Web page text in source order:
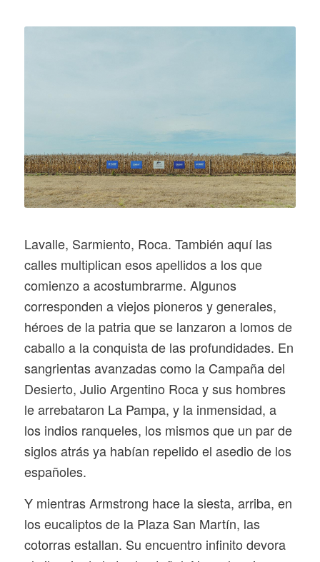
Lavalle, Sarmiento, Roca. También aquí las
calles multiplican esos apellidos a los que
comienzo a acostumbrarme. Algunos
corresponden a viejos pioneros y generales,
héroes de la patria que se lanzaron a lomos de
caballo a la conquista de las profundidades. En
sangrientas avanzadas como la Campaña del
Desierto, Julio Argentino Roca y sus hombres
le arrebataron La Pampa, y la inmensidad, a
los indios ranqueles, los mismos que un par de
siglos atrás ya habían repelido el asedio de los
españoles.
Y mientras Armstrong hace la siesta, arriba, en
los eucaliptos de la Plaza San Martín, las
cotorras estallan. Su encuentro infinito devora